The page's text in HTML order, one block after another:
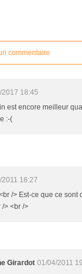
commentaire
2017 18:45
est encore meilleur
:-(
16:27
/> Est-ce que ce sont
/> <br />
Girardot 01/04/2011